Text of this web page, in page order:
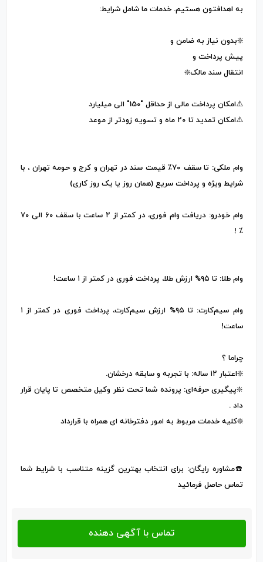
به اهدافتون هستیم. خدمات ما شامل شرایط:
❇️بدون نیاز به ضامن و
پیش پرداخت و
انتقال سند مالک❇️
⚠️امکان پرداخت مالی از حداقل "150" الی میلیارد
⚠️امکان تمدید تا ۲۰ ماه و تسویه زودتر از موعد
وام ملکی: تا سقف ۷۰٪ قیمت سند در تهران و کرج و حومه تهران ، با
شرایط ویژه و پرداخت سریع (همان روز یا یک روز کاری)
وام خودرو: دریافت وام فوری، در کمتر از ۲ ساعت با سقف ۶۰ الی ۷۰
٪ !
وام طلا: تا ۹۵% ارزش طلا، پرداخت فوری در کمتر از ۱ ساعت!
وام سیم‌کارت: تا ۹۵% ارزش سیم‌کارت، پرداخت فوری در کمتر از ۱
ساعت!
چراما ؟
❇️اعتبار ۱۲ ساله: با تجربه و سابقه درخشان.
❇️پیگیری حرفه‌ای: پرونده شما تحت نظر وکیل متخصص تا پایان قرار
داد .
❇️کلیه خدمات مربوط به امور دفترخانه ای همراه با قرارداد
☎️مشاوره رایگان: برای انتخاب بهترین گزینه متناسب با شرایط شما
تماس حاصل فرمائید